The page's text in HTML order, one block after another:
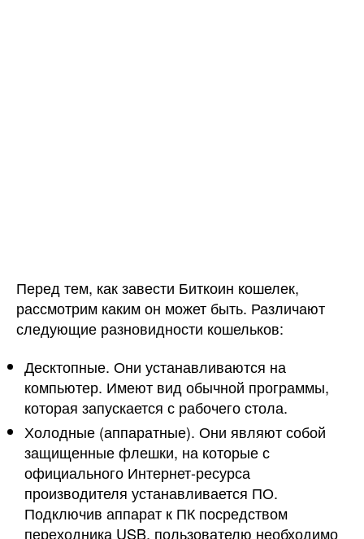
Перед тем, как завести Биткоин кошелек,
рассмотрим каким он может быть. Различают
следующие разновидности кошельков:
Десктопные. Они устанавливаются на
компьютер. Имеют вид обычной программы,
которая запускается с рабочего стола.
Холодные (аппаратные). Они являют собой
защищенные флешки, на которые с
официального Интернет-ресурса
производителя устанавливается ПО.
Подключив аппарат к ПК посредством
переходника USB, пользователю необходимо